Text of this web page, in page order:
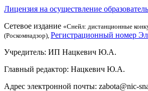
Лицензия на осуществление
Сетевое издание «Снейл: дистанционные
(Роскомнадзор), Регистрационный номер
Учредитель: ИП Нацкевич Ю.А.
Главный редактор: Нацкевич Ю.А.
Адрес электронной почты: zabota@nic-